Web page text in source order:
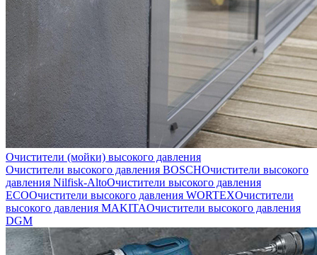
Очистители (мойки) высокого давления
Очистители высокого давления BOSCHОчистители высокого
давления Nilfisk-AltoОчистители высокого давления
ECOОчистители высокого давления WORTEXОчистители
высокого давления MAKITAОчистители высокого давления
DGM